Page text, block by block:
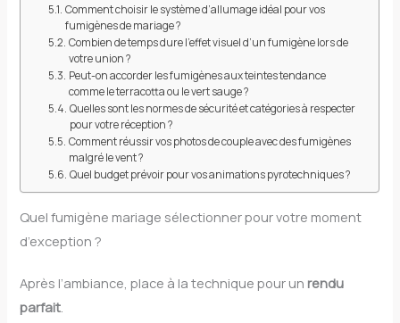
Comment choisir le système d’allumage idéal pour vos
fumigènes de mariage ?
Combien de temps dure l’effet visuel d’un fumigène lors de
votre union ?
Peut-on accorder les fumigènes aux teintes tendance
comme le terracotta ou le vert sauge ?
Quelles sont les normes de sécurité et catégories à respecter
pour votre réception ?
Comment réussir vos photos de couple avec des fumigènes
malgré le vent ?
Quel budget prévoir pour vos animations pyrotechniques ?
Quel fumigène mariage sélectionner pour votre moment
d’exception ?
Après l’ambiance, place à la technique pour un rendu
parfait.